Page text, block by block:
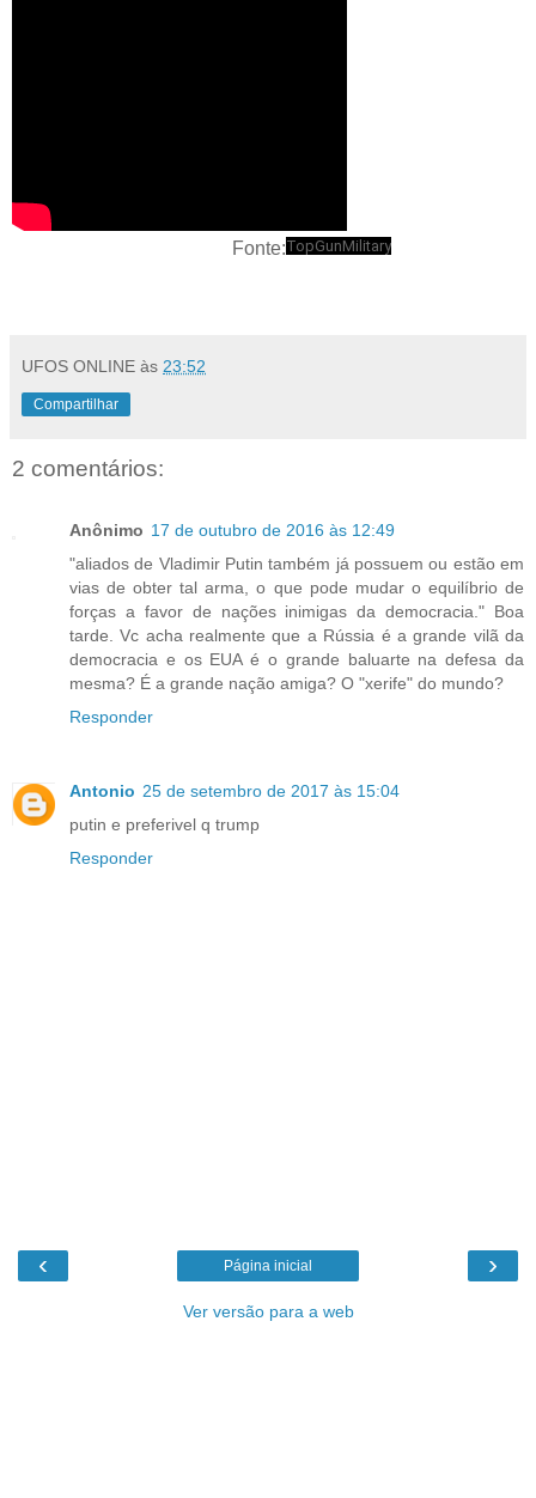
Fonte:TopGunMilitary
UFOS ONLINE às 23:52
Compartilhar
2 comentários:
Anônimo 17 de outubro de 2016 às 12:49
"aliados de Vladimir Putin também já possuem ou estão em
vias de obter tal arma, o que pode mudar o equilíbrio de
forças a favor de nações inimigas da democracia." Boa
tarde. Vc acha realmente que a Rússia é a grande vilã da
democracia e os EUA é o grande baluarte na defesa da
mesma? É a grande nação amiga? O "xerife" do mundo?
Responder
Antonio 25 de setembro de 2017 às 15:04
putin e preferivel q trump
Responder
‹ ›
Página inicial
Ver versão para a web